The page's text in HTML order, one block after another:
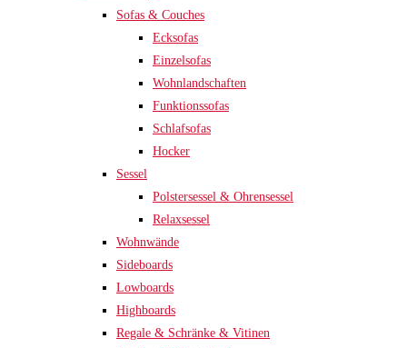
Sofas & Couches
Ecksofas
Einzelsofas
Wohnlandschaften
Funktionssofas
Schlafsofas
Hocker
Sessel
Polstersessel & Ohrensessel
Relaxsessel
Wohnwände
Sideboards
Lowboards
Highboards
Regale & Schränke & Vitinen